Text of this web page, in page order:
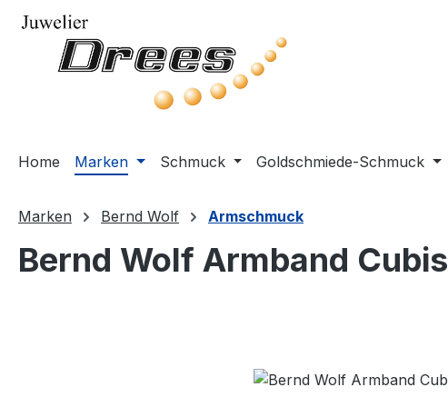
Hauptinhalt springen
Zur Suche springen
Zur Hauptnavigation springen
Home Marken Schmuck Goldschmiede-Schmuck
Marken Bernd Wolf Armschmuck
Bernd Wolf Armband Cubis